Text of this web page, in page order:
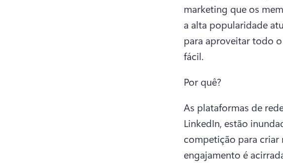
marketing que os
a alta popularidade
para aproveitar todo
fácil.
Por quê?
As plataformas de
LinkedIn, estão
competição para criar
engajamento é